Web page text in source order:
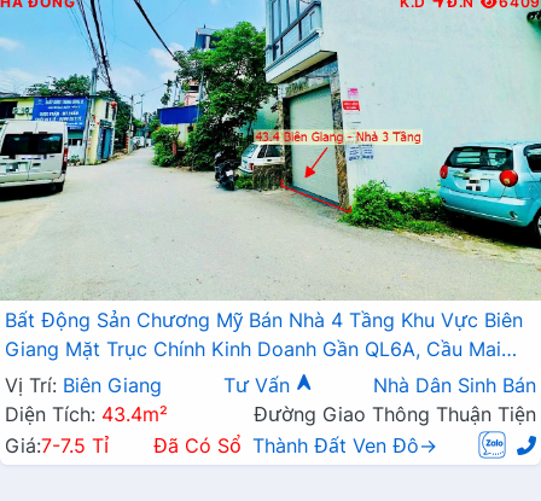
Bất Động Sản Chương Mỹ Bán Nhà 4 Tầng Khu Vực Biên
Giang Mặt Trục Chính Kinh Doanh Gần QL6A, Cầu Mai
Lĩnh Đang Mở Rộng
Vị Trí: Biên Giang Tư Vấn
Nhà Dân Sinh Bán
Diện Tích: 43.4m²
Đường Giao Thông Thuận Tiện
Giá:7-7.5 Tỉ Đã Có Sổ Thành Đất Ven Đô→